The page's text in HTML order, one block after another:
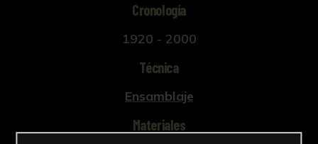
Cronología
1920 - 2000
Técnica
Ensamblaje
Materiales